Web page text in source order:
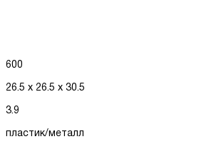
600
26.5 х 26.5 х 30.5
3.9
пластик/металл